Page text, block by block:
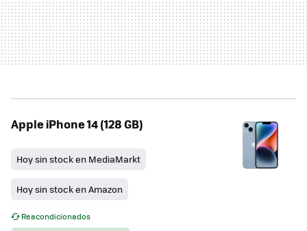
Apple iPhone 14 (128 GB)
Hoy sin stock en MediaMarkt
Hoy sin stock en Amazon
Reacondicionados